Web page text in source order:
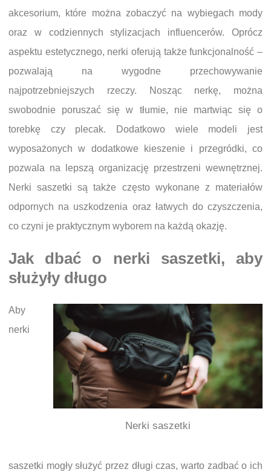
akcesorium, które można zobaczyć na wybiegach mody
oraz w codziennych stylizacjach influencerów. Oprócz
aspektu estetycznego, nerki oferują także funkcjonalność –
pozwalają na wygodne przechowywanie
najpotrzebniejszych rzeczy. Nosząc nerkę, można
swobodnie poruszać się w tłumie, nie martwiąc się o
torebkę czy plecak. Dodatkowo wiele modeli jest
wyposażonych w dodatkowe kieszenie i przegródki, co
pozwala na lepszą organizację przestrzeni wewnętrznej.
Nerki saszetki są także często wykonane z materiałów
odpornych na uszkodzenia oraz łatwych do czyszczenia,
co czyni je praktycznym wyborem na każdą okazję.
Jak dbać o nerki saszetki, aby
służyły długo
Nerki saszetki
Aby
nerki
saszetki mogły służyć przez długi czas, warto zadbać o ich